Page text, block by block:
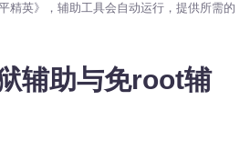
精英》，辅助工具会自动运行，提供所需的
辅助与免root辅